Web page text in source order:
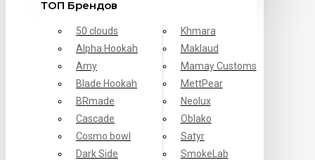
ТОП Брендов
50 clouds
Alpha Hookah
Amy
Blade Hookah
BRmade
Cascade
Cosmo bowl
Dark Side
Khmara
Maklaud
Mamay Customs
MettPear
Neolux
Oblako
Satyr
SmokeLab